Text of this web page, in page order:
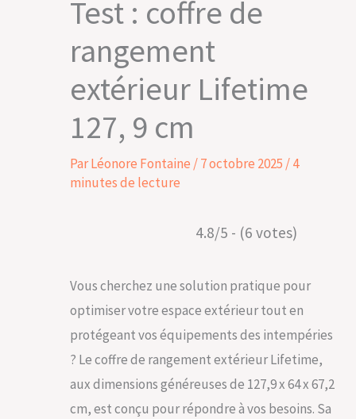
Test : coffre de
rangement
extérieur Lifetime
127, 9 cm
ParLéonore Fontaine/7 octobre 2025/4
minutes de lecture
4.8/5 - (6 votes)
Vous cherchez une solution pratique pour
optimiser votre espace extérieur tout en
protégeant vos équipements des intempéries
? Le coffre de rangement extérieur Lifetime,
aux dimensions généreuses de 127,9 x 64 x 67,2
cm, est conçu pour répondre à vos besoins. Sa